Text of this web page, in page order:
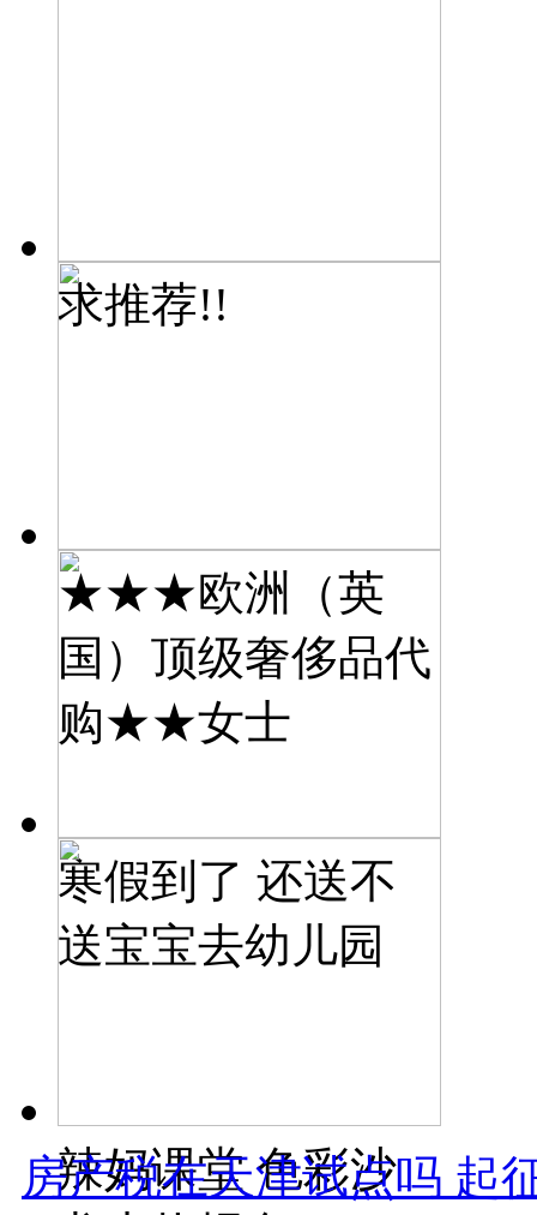
求推荐!!
★★★欧洲（英
国）顶级奢侈品代
购★★女士
寒假到了 还送不
送宝宝去幼儿园
辣妈课堂 色彩沙
房产税在天津试点吗 起